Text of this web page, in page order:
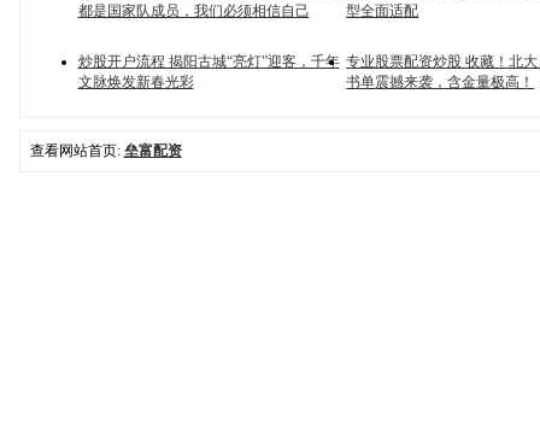
都是国家队成员，我们必须相信自己
型全面适配
炒股开户流程 揭阳古城“亮灯”迎客，千年
文脉焕发新春光彩
专业股票配资炒股 收藏！北
书单震撼来袭，含金量极高！
查看网站首页: 垒富配资